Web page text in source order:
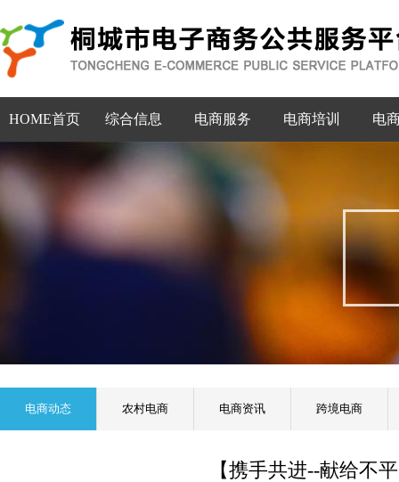
HOME首页 综合信息 电商服务 电商培训 电
电商动态 农村电商 电商资讯 跨境电商
【携手共进--献给不